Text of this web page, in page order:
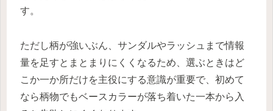
す。
ただし柄が強いぶん、サンダルやラッシュまで情報
量を足すとまとまりにくくなるため、選ぶときはど
こか一か所だけを主役にする意識が重要で、初めて
なら柄物でもベースカラーが落ち着いた一本から入